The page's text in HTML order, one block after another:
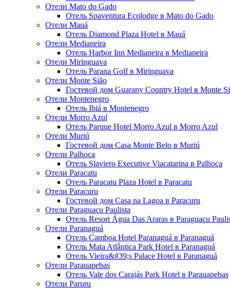
Отели Mato do Gado
Отель Spaventura Ecolodge в Mato do Gado
Отели Mauá
Отель Diamond Plaza Hotel в Mauá
Отели Medianeira
Отель Harbor Inn Medianeira в Medianeira
Отели Miringuava
Отель Parana Golf в Miringuava
Отели Monte Sião
Гостевой дом Guarany Country Hotel в Monte
Отели Montenegro
Отель Ibiá в Montenegro
Отели Morro Azul
Отель Parque Hotel Morro Azul в Morro Azul
Отели Muriú
Гостевой дом Casa Monte Belo в Muriú
Отели Palhoça
Отель Slaviero Executive Viacatarina в Palhoça
Отели Paracatu
Отель Paracatu Plaza Hotel в Paracatu
Отели Paracuru
Гостевой дом Casa na Lagoa в Paracuru
Отели Paraguaçu Paulista
Отель Resort Água Das Araras в Paraguaçu
Отели Paranaguá
Отель Camboa Hotel Paranaguá в Paranaguá
Отель Mata Atlântica Park Hotel в Paranaguá
Отель Vieira&#39;s Palace Hotel в Paranaguá
Отели Parauapebas
Отель Vale dos Carajás Park Hotel в Parauapebas
Отели Paruru